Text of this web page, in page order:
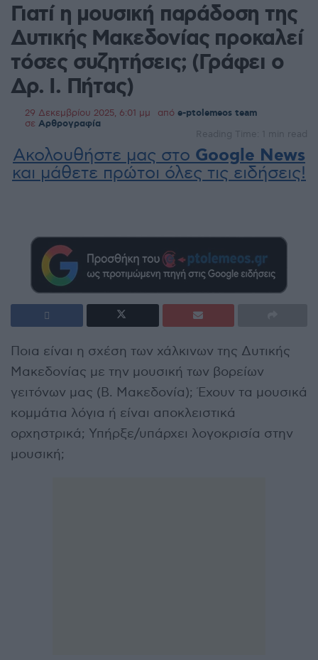
Γιατί η μουσική παράδοση της
Δυτικής Μακεδονίας προκαλεί
τόσες συζητήσεις; (Γράφει ο
Δρ. Ι. Πήτας)
29 Δεκεμβρίου 2025, 6:01 μμ από e-ptolemeos team
σε Αρθρογραφία
Reading Time: 1 min read
Ακολουθήστε μας στο Google News
και μάθετε πρώτοι όλες τις ειδήσεις!
Ποια είναι η σχέση των χάλκινων της Δυτικής
Μακεδονίας με την μουσική των βορείων
γειτόνων μας (Β. Μακεδονία); Έχουν τα μουσικά
κομμάτια λόγια ή είναι αποκλειστικά
ορχηστρικά; Υπήρξε/υπάρχει λογοκρισία στην
μουσική;